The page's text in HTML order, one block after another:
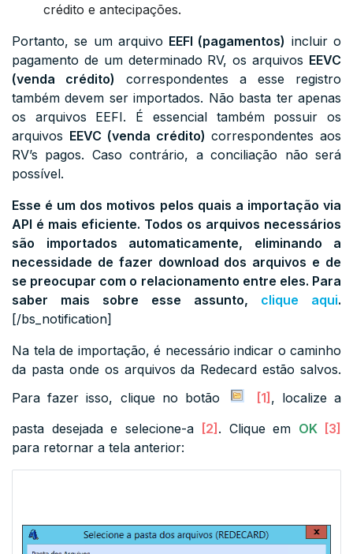
crédito e antecipações.
Portanto, se um arquivo EEFI (pagamentos) incluir o
pagamento de um determinado RV, os arquivos EEVC
(venda crédito) correspondentes a esse registro
também devem ser importados. Não basta ter apenas
os arquivos EEFI. É essencial também possuir os
arquivos EEVC (venda crédito) correspondentes aos
RV’s pagos. Caso contrário, a conciliação não será
possível.
Esse é um dos motivos pelos quais a importação via
API é mais eficiente. Todos os arquivos necessários
são importados automaticamente, eliminando a
necessidade de fazer download dos arquivos e de
se preocupar com o relacionamento entre eles. Para
saber mais sobre esse assunto, clique aqui.
[/bs_notification]
Na tela de importação, é necessário indicar o caminho
da pasta onde os arquivos da Redecard estão salvos.
Para fazer isso, clique no botão
[1] , localize a
pasta desejada e selecione-a
[2] . Clique em OK [3]
para retornar a tela anterior: